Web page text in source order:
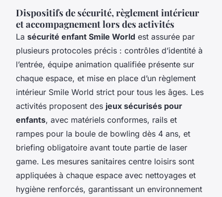
Dispositifs de sécurité, règlement intérieur
et accompagnement lors des activités
La sécurité enfant Smile World est assurée par
plusieurs protocoles précis : contrôles d’identité à
l’entrée, équipe animation qualifiée présente sur
chaque espace, et mise en place d’un règlement
intérieur Smile World strict pour tous les âges. Les
activités proposent des jeux sécurisés pour
enfants, avec matériels conformes, rails et
rampes pour la boule de bowling dès 4 ans, et
briefing obligatoire avant toute partie de laser
game. Les mesures sanitaires centre loisirs sont
appliquées à chaque espace avec nettoyages et
hygiène renforcés, garantissant un environnement